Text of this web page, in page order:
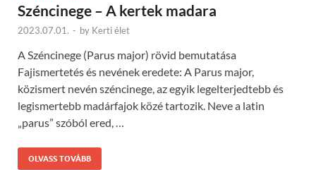
Széncinege – A kertek madara
2023.07.01. - by Kerti élet
A Széncinege (Parus major) rövid bemutatása
Fajismertetés és nevének eredete: A Parus major,
közismert nevén széncinege, az egyik legelterjedtebb és
legismertebb madárfajok közé tartozik. Neve a latin
„parus” szóból ered, …
OLVASS TOVÁBB